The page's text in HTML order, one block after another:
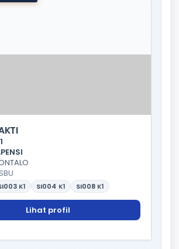
K1 SI004 K1 SI008 K1
Lihat profil